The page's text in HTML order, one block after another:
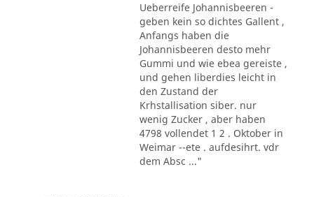
Ueberreife Johannisbeeren -
geben kein so dichtes Gallent ,
Anfangs haben die
Johannisbeeren desto mehr
Gummi und wie ebea gereiste ,
und gehen liberdies leicht in
den Zustand der
Krhstallisation siber. nur
wenig Zucker , aber haben
4798 vollendet 1 2 . Oktober in
Weimar --ete . aufdesihrt. vdr
dem Absc ..."